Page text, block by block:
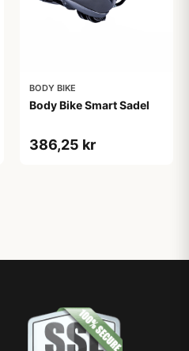
BODY BIKE
Body Bike Smart Sadel
386,25 kr